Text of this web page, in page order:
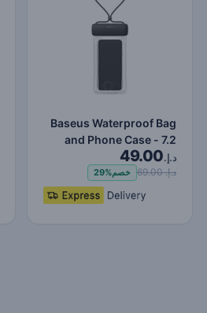
Baseus Waterproof Bag
and Phone Case - 7.2
Inches Black
د.إ.49.00
د.إ. 69.00 خصم29%